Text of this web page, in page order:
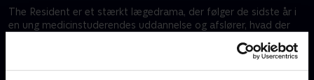
The Resident er et stærkt lægedrama, der følger de sidste år i
en ung medicinstuderendes uddannelse og afslører, hvad der